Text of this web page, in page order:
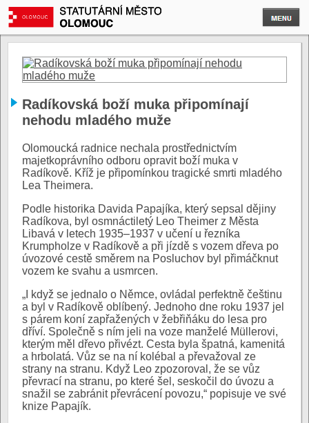
Radíkovská boží muka připomínají
nehodu mladého muže
Olomoucká radnice nechala prostřednictvím
majetkoprávního odboru opravit boží muka v
Radíkově. Kříž je připomínkou tragické smrti mladého
Lea Theimera.
Podle historika Davida Papajíka, který sepsal dějiny
Radíkova, byl osmnáctiletý Leo Theimer z Města
Libavá v letech 1935–1937 v učení u řezníka
Krumpholze v Radíkově a při jízdě s vozem dřeva po
úvozové cestě směrem na Posluchov byl přimáčknut
vozem ke svahu a usmrcen.
„I když se jednalo o Němce, ovládal perfektně češtinu
a byl v Radíkově oblíbený. Jednoho dne roku 1937 jel
s párem koní zapřažených v žebřiňáku do lesa pro
dříví. Společně s ním jeli na voze manželé Müllerovi,
kterým měl dřevo přivézt. Cesta byla špatná, kamenitá
a hrbolatá. Vůz se na ní kolébal a převažoval ze
strany na stranu. Když Leo zpozoroval, že se vůz
převrací na stranu, po které šel, seskočil do úvozu a
snažil se zabránit převrácení povozu,“ popisuje ve své
knize Papajík.